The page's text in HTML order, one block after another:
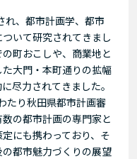
、都市計画学、都市
いて研究されてきまし
町おこしや、商業地と
大門・本町通りの拡幅
尽力されてきました。
たり秋田県都市計画審
の都市計画の専門家と
にも携わっており、そ
都市魅力づくりの展望